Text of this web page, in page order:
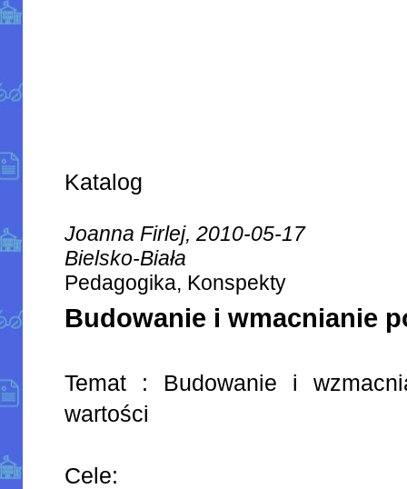
Katalog
Joanna Firlej, 2010-05-17
Bielsko-Biała
Pedagogika, Konspekty
Budowanie i wmacnianie
Temat : Budowanie i
wartości
Cele: